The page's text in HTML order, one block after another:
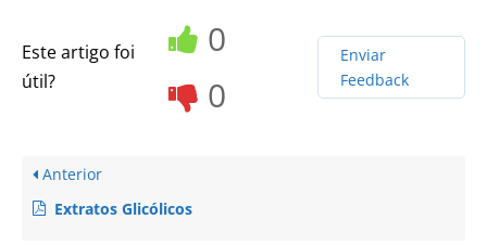
Este artigo foi
útil?
0
0
Enviar
Feedback
Anterior
Extratos Glicólicos